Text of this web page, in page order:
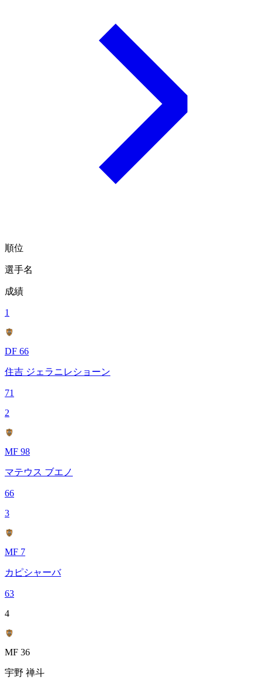
順位
選手名
成績
1
DF 66
住吉 ジェラニレショーン
71
2
MF 98
マテウス ブエノ
66
3
MF 7
カピシャーバ
63
4
MF 36
宇野 禅斗